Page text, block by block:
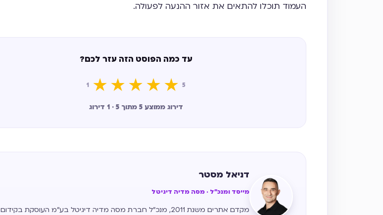
העמוד תוכלו להתאים את אזור ההנעה לפעולה.
עד כמה הפוסט הזה עזר לכם?
1 ★ ★ ★ ★ ★ 5
דירוג ממוצע 5 מתוך 5 · 1 דירוג
דניאל מסטר
מייסד ומנכ״ל · מסה מדיה דיגיטל
מקדם אתרים משנת 2011, מנכ״ל חברת מסה מדיה דיגיטל בע״מ העוסקת בקידום